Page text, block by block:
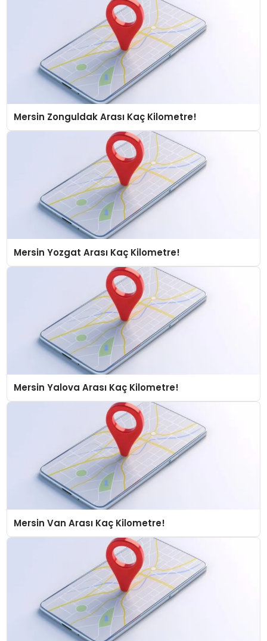
Mersin Zonguldak Arası Kaç Kilometre!
Mersin Yozgat Arası Kaç Kilometre!
Mersin Yalova Arası Kaç Kilometre!
Mersin Van Arası Kaç Kilometre!